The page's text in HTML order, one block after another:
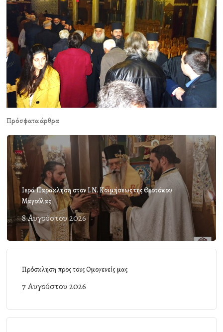
Πρόσφατα άρθρα
Ιερά Παράκληση στον Ι.Ν. Κοιμήσεως της Θεοτόκου
Μαγούλας
8 Αυγούστου 2026
Πρόσκληση προς τους Ομογενείς μας
7 Αυγούστου 2026